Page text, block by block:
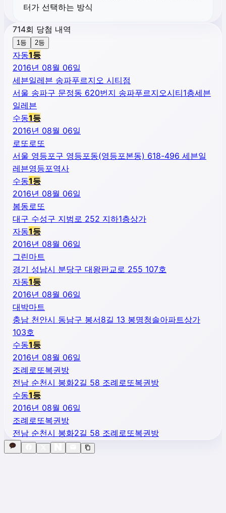
터가 선택하는 방식
714회 당첨 내역
1등 2등
자동1등
2016년 08월 06일
세븐일레븐 송파푸르지오 시티점
서울 송파구 문정동 620번지 송파푸르지오시티1층세븐
일레븐
수동1등
2016년 08월 06일
로또로또
서울 영등포구 영등포동(영등포본동) 618-496 세븐일
레븐영등포역사
수동1등
2016년 08월 06일
봄동로또
대구 수성구 지범로 252 지하1층상가
자동1등
2016년 08월 06일
그린마트
경기 성남시 분당구 대왕판교로 255 107호
자동1등
2016년 08월 06일
대박마트
충남 천안시 동남구 봉서8길 13 봉명청솔아파트상가
103호
수동1등
2016년 08월 06일
조례로또복권방
전남 순천시 봉화2길 58 조례로또복권방
수동1등
2016년 08월 06일
조례로또복권방
전남 순천시 봉화2길 58 조례로또복권방